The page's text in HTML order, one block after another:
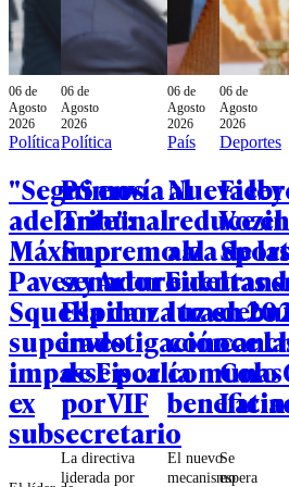
06 de
Agosto
2026
Política
"Seguimos
adelante":
Máximo
Pavez y Arturo
Squella dan
superado
impasse por
ex
subsecretario
06 de
Agosto
2026
Política
PS envía al
Tribunal
Supremo al
senador Fidel
Espinoza tras
investigación
de Fiscalía
por VIF
La directiva
liderada por
06 de
Agosto
2026
País
Nueva ley
reduce el
alza de las
cuentas
luz en
conoce
comunas
El nuevo
mecanismo
06 de
Agosto
2026
Deportes
Colo
Se
espera